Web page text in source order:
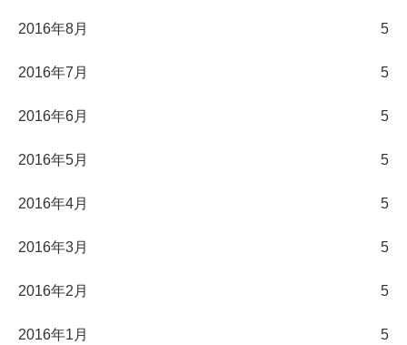
2016年8月 5
2016年7月 5
2016年6月 5
2016年5月 5
2016年4月 5
2016年3月 5
2016年2月 5
2016年1月 5